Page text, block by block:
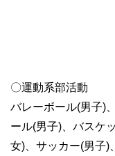
〇運動系部活動
バレーボール(男子)
ール(男子)、バスケ
女)、サッカー(男子)